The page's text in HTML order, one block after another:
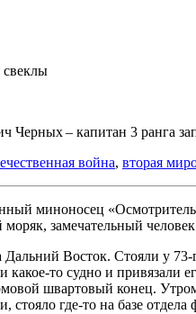
Черных – капитан 3 ранга
война, вторая
миноносец
замечательный
Восток. Стояли у
какое-то судно и привязали
швартовый конец.
стояло где-то на базе